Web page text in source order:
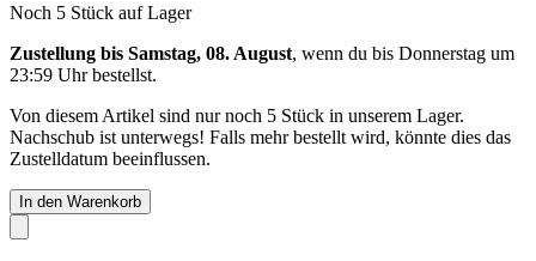
Noch 5 Stück auf Lager
Zustellung bis Samstag, 08. August, wenn du bis Donnerstag um
23:59 Uhrbestellst.
Von diesem Artikel sind nur noch 5 Stück in unserem Lager.
Nachschub ist unterwegs! Falls mehr bestellt wird, könnte dies das
Zustelldatum beeinflussen.
In den Warenkorb